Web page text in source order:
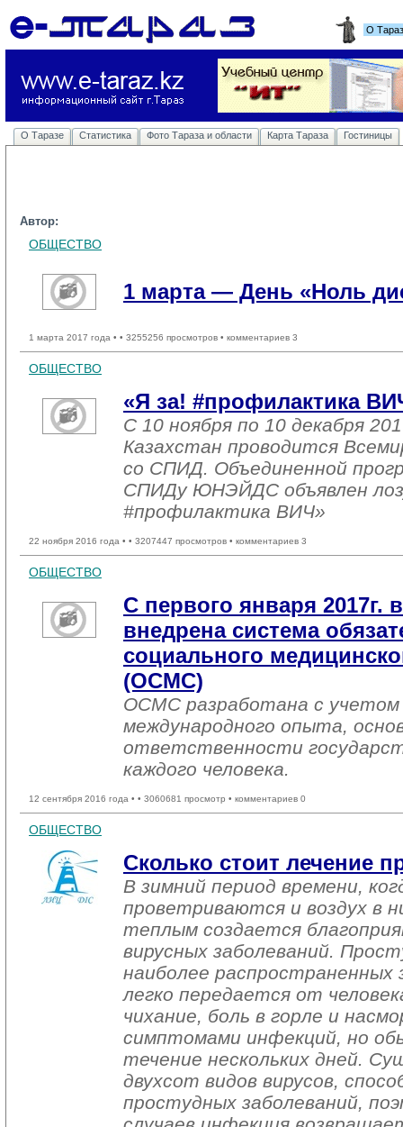
О
О Таразе Статистика Фото Тараза и области Карта Тараза Гостиницы
Автор:
ОБЩЕСТВО
1 марта — День «Ноль
1 марта 2017 года • • 3255256 просмотров • комментариев 3
ОБЩЕСТВО
«Я за! #профилактика
С 10 ноября по 10 декабря
Казахстан проводится
со СПИД. Объединенной
СПИДу ЮНЭЙДС объявлен
#профилактика ВИЧ»
22 ноября 2016 года • • 3207447 просмотров • комментариев 3
ОБЩЕСТВО
С первого января 2017г.
внедрена система
социального
(ОСМС)
ОСМС разработана с учетом
международного опыта,
ответственности
каждого человека.
12 сентября 2016 года • • 3060681 просмотр • комментариев 0
ОБЩЕСТВО
Сколько стоит лечение
В зимний период времени,
проветриваются и воздух в
теплым создается
вирусных заболеваний.
наиболее распространенных
легко передается от
чихание, боль в горле и
симптомами инфекций, но
течение нескольких дней.
двухсот видов вирусов,
простудных заболеваний,